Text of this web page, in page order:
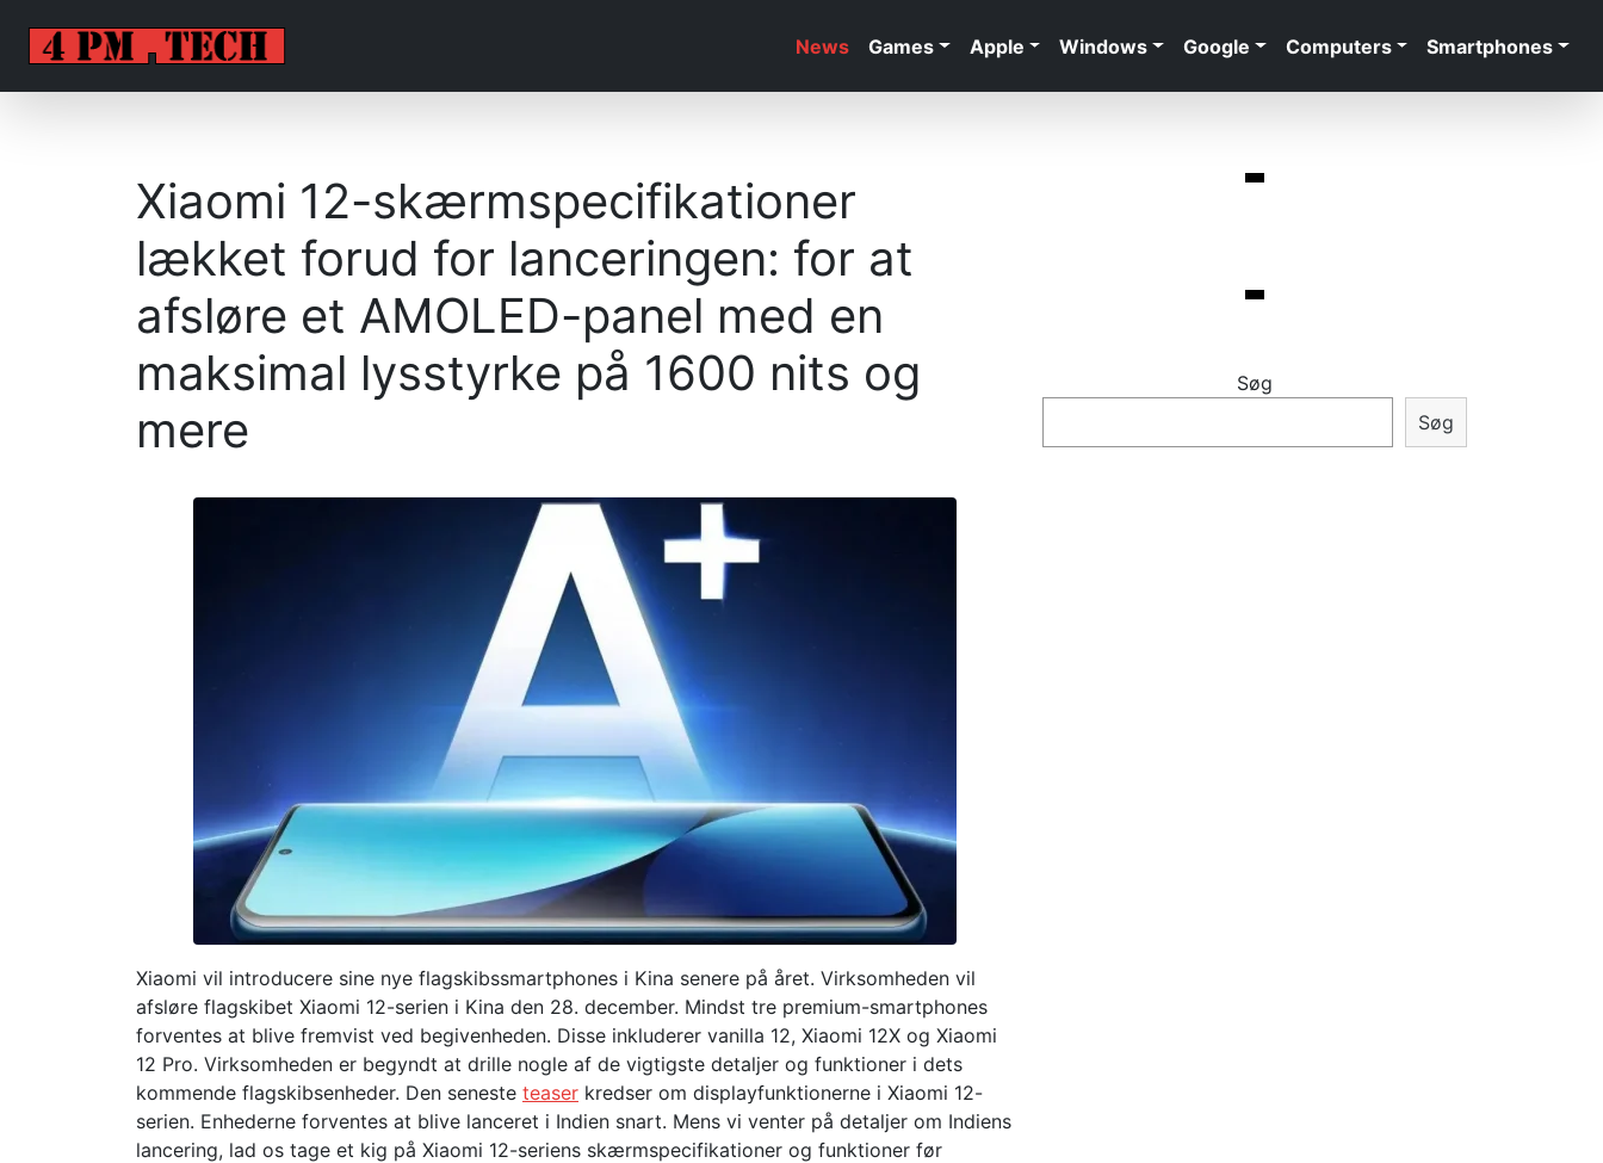
News Games Apple Windows Google Computers Smartphones
Xiaomi 12-skærmspecifikationer
lækket forud for lanceringen: for at
afsløre et AMOLED-panel med en
maksimal lysstyrke på 1600 nits og
mere
Xiaomi vil introducere sine nye flagskibssmartphones i Kina senere på året. Virksomheden vil
afsløre flagskibet Xiaomi 12-serien i Kina den 28. december. Mindst tre premium-smartphones
forventes at blive fremvist ved begivenheden. Disse inkluderer vanilla 12, Xiaomi 12X og Xiaomi
12 Pro. Virksomheden er begyndt at drille nogle af de vigtigste detaljer og funktioner i dets
kommende flagskibsenheder. Den seneste teaser kredser om displayfunktionerne i Xiaomi 12-
serien. Enhederne forventes at blive lanceret i Indien snart. Mens vi venter på detaljer om Indiens
lancering, lad os tage et kig på Xiaomi 12-seriens skærmspecifikationer og funktioner før
Søg
Søg